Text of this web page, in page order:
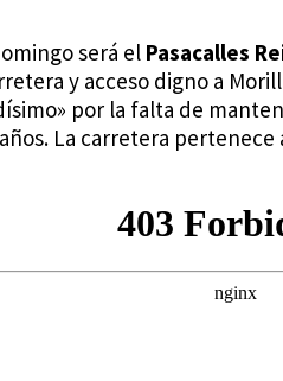
será el Pasacalles
y acceso digno a
por la falta de
La carretera pertenece